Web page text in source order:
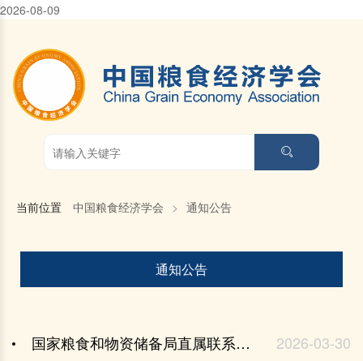
2026-08-09
当前位置 中国粮食经济学会 > 通知公告
通知公告
国家粮食和物资储备局直属联系单位 2026年度公开招聘工作人员公告
2026-03-30